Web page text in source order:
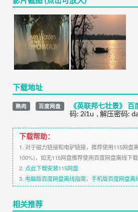
下载地址
熟肉 百度网盘 《英联邦七壮景》
码: 2i1u , 解压密码:
下载帮助：
1. 对于磁力链接和电驴链接，推荐使用115网盘
100%)，如无115网盘推荐使用百度网盘离线下载
2. 点此下载安装115网盘
3. 电脑版百度网盘离线指南， 手机版百度网盘离
相关推荐